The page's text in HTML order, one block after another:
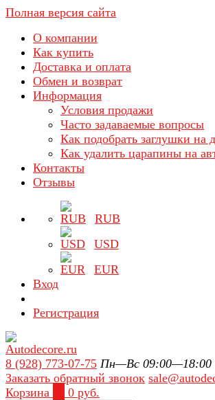
Полная версия сайта
О компании
Как купить
Доставка и оплата
Обмен и возврат
Информация
Условия продажи
Часто задаваемые вопросы
Как подобрать заглушки на
Как удалить царапины на
Контакты
Отзывы
RUB
USD
EUR
Вход
Регистрация
8 (928) 773-07-75 Пн—Вс 09:00—18:00
Заказать обратный звонок
Корзина
0 руб.